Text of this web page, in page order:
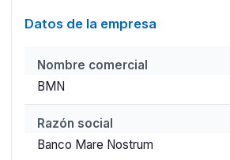
Datos de la empresa
Nombre comercial
BMN
Razón social
Banco Mare Nostrum